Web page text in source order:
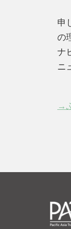
申
の
ナ
ニ
→